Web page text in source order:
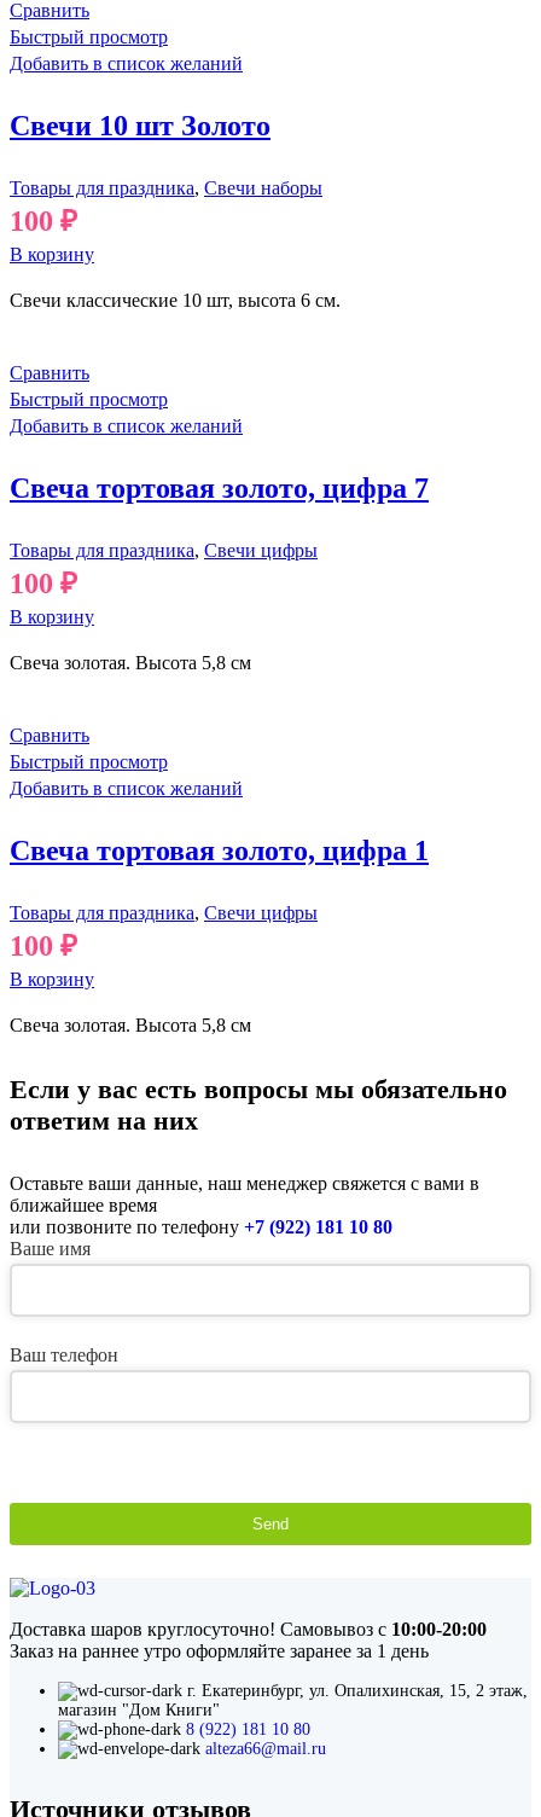
Сравнить
Быстрый просмотр
Добавить в список желаний
Свечи 10 шт Золото
Товары для праздника, Свечи наборы
100 ₽
В корзину
Свечи классические 10 шт, высота 6 см.
Сравнить
Быстрый просмотр
Добавить в список желаний
Свеча тортовая золото, цифра 7
Товары для праздника, Свечи цифры
100 ₽
В корзину
Свеча золотая. Высота 5,8 см
Сравнить
Быстрый просмотр
Добавить в список желаний
Свеча тортовая золото, цифра 1
Товары для праздника, Свечи цифры
100 ₽
В корзину
Свеча золотая. Высота 5,8 см
Если у вас есть вопросы мы обязательно
ответим на них
Оставьте ваши данные, наш менеджер свяжется с вами в
ближайшее время
или позвоните по телефону +7 (922) 181 10 80
Ваше имя
Ваш телефон
Send
This
should
left
blank
Доставка шаров круглосуточно! Самовывоз с 10:00-20:00
Заказ на раннее утро оформляйте заранее за 1 день
г. Екатеринбург, ул. Опалихинская, 15, 2 этаж,
магазин "Дом Книги"
8 (922) 181 10 80
alteza66@mail.ru
Источники отзывов